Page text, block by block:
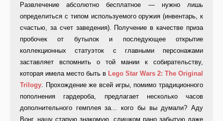
Развлечение абсолютно бесплатное — нужно лишь
определиться с типом используемого оружия (инвентарь, к
счастью, за счет заведения). Получение в качестве приза
пробочек от бутылок и последующее открытие
коллекционных статуэток с главными персонажами
заставляет вспомнить о той мании к собирательству,
которая имела место быть в Lego Star Wars 2: The Original
Trilogy . Прохождение же всей игры, помимо традиционного
пополнения гардероба, предлагает несколько часов
дополнительного гемплея за... кого бы вы думали? Аду
Вонг, нашу старую знакомую, слишком рано забытую даже